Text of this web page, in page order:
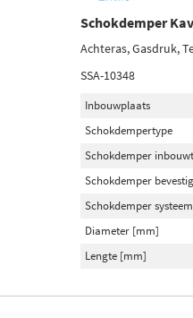
Schokdemper
Achteras, Gasdruk,
SSA-10348
Inbouwplaats
Schokdempertype
Schokdemper
Schokdemper
Schokdemper systeem
Diameter [mm]
Lengte [mm]